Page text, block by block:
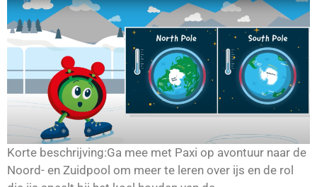
Korte beschrijving:Ga mee met Paxi op avontuur naar de
Noord- en Zuidpool om meer te leren over ijs en de rol